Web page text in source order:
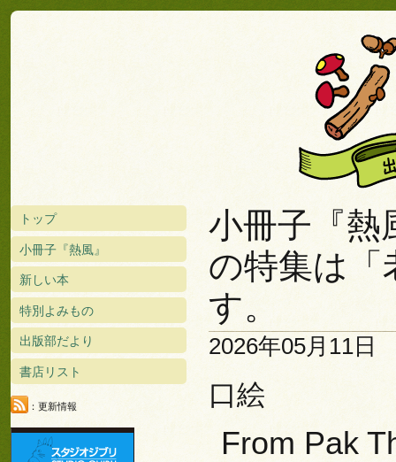
小冊子『熱
の特集は「
す。
2026年05月11日
口絵
From Pak
トップ
小冊子『熱風』
新しい本
特別よみもの
出版部だより
書店リスト
：更新情報